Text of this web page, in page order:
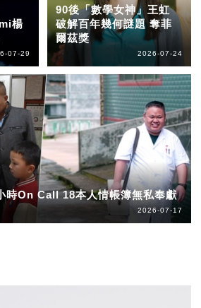
楊
07-29
90後「數學女神」王虹
破解百年幾何謎題 奪菲
爾茲獎
2026-07-24
時On Call 18本人情帳簿無私奉獻
2026-07-17